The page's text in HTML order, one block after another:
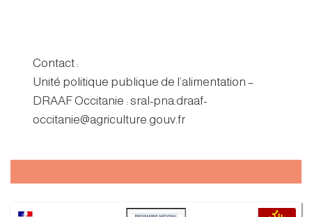
Contact :
Unité politique publique de l’alimentation –
DRAAF Occitanie : sral-pna.draaf-
occitanie@agriculture.gouv.fr